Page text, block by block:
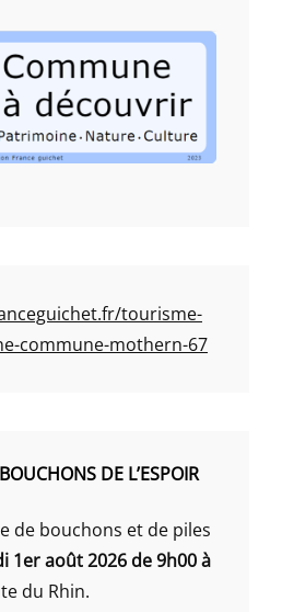
tourisme-
commune-mothern-67
DE L’ESPOIR
de bouchons et de piles
1er août 2026 de 9h00 à
du Rhin.